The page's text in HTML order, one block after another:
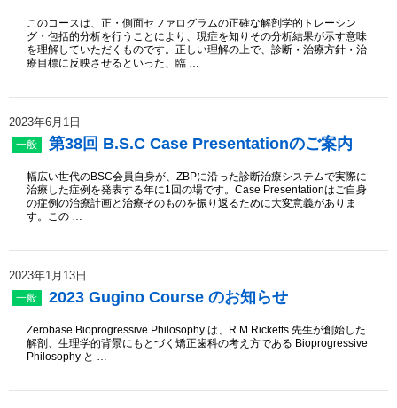
このコースは、正・側面セファログラムの正確な解剖学的トレーシン
グ・包括的分析を行うことにより、現症を知りその分析結果が示す意味
を理解していただくものです。正しい理解の上で、診断・治療方針・治
療目標に反映させるといった、臨 …
2023年6月1日
一般 第38回 B.S.C Case Presentationのご案内
幅広い世代のBSC会員⾃⾝が、ZBPに沿った診断治療システムで実際に
治療した症例を発表する年に1回の場です。Case Presentationはご⾃⾝
の症例の治療計画と治療そのものを振り返るために⼤変意義がありま
す。この …
2023年1月13日
一般 2023 Gugino Course のお知らせ
Zerobase Bioprogressive Philosophy は、R.M.Ricketts 先生が創始した
解剖、生理学的背景にもとづく矯正歯科の考え方である Bioprogressive
Philosophy と …